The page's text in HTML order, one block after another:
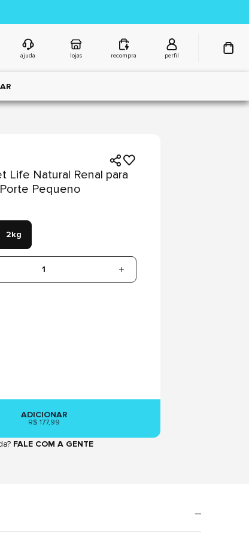
ajuda lojas recompra perfil
Life Natural Renal para
Pequeno
2kg
1
ADICIONAR
R$ 177,99
FALE COM A GENTE